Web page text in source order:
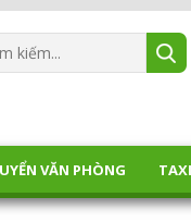
VĂN PHÒNG